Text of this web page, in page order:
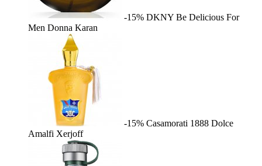
-15% DKNY Be Delicious For
Men Donna Karan
-15% Casamorati 1888 Dolce
Amalfi Xerjoff